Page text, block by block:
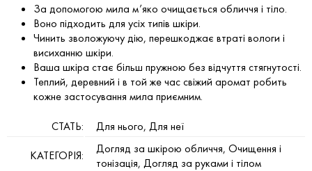
За допомогою мила м’яко очищається обличчя і тіло.
Воно підходить для усіх типів шкіри.
Чинить зволожуючу дію, перешкоджає втраті вологи і
висиханню шкіри.
Ваша шкіра стає більш пружною без відчуття стягнутості.
Теплий, деревний і в той же час свіжий аромат робить
кожне застосування мила приємним.
СТАТЬ:
Для нього, Для неї
КАТЕГОРІЯ:
Догляд за шкірою обличчя, Очищення і
тонізація, Догляд за руками і тілом